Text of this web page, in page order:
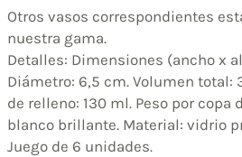
Otros vasos correspondientes
nuestra gama.
Detalles: Dimensiones (ancho x
Diámetro: 6,5 cm. Volumen total:
de relleno: 130 ml. Peso por copa
blanco brillante. Material: vidrio
Juego de 6 unidades.